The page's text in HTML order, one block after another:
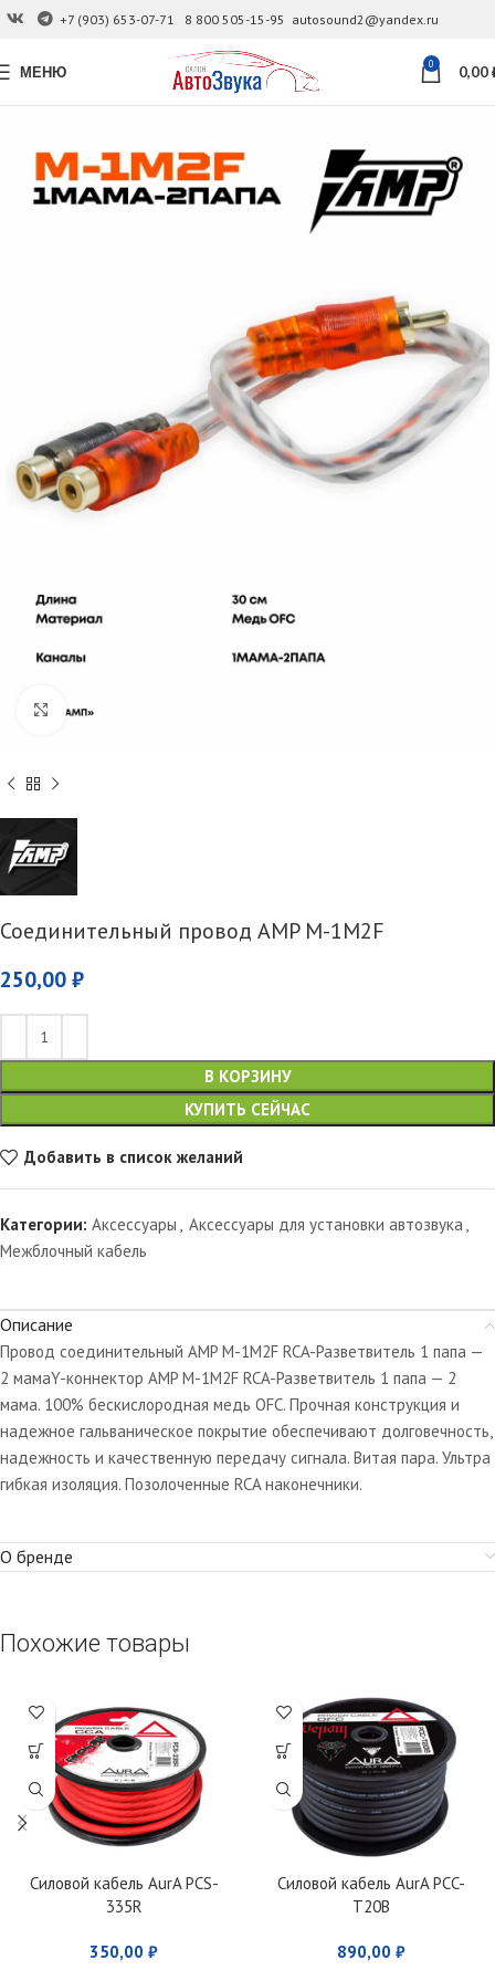
+7 (903) 653-07-71 8 800 505-15-95 autosound2@yandex.ru
МЕНЮ 0 0,00
Увеличить
Соединительный провод AMP M-1M2F
250,00 ₽
В КОРЗИНУ
КУПИТЬ СЕЙЧАС
Добавить в список желаний
Категории: Аксессуары , Аксессуары для установки автозвука ,
Межблочный кабель
Описание
Провод соединительный AMP M-1M2F RCA-Разветвитель 1 папа —
2 мамаY-коннектор AMP M-1M2F RCA-Разветвитель 1 папа — 2
мама. 100% бескислородная медь OFC. Прочная конструкция и
надежное гальваническое покрытие обеспечивают долговечность,
надежность и качественную передачу сигнала. Витая пара. Ультра
гибкая изоляция. Позолоченные RCA наконечники.
О бренде
Похожие товары
Силовой кабель AurA PCS-
335R
350,00 ₽
Силовой кабель AurA PCC-
T20B
890,00 ₽